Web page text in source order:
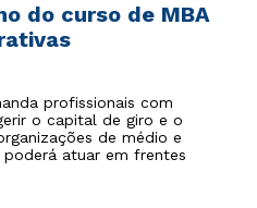
do curso de MBA
profissionais com
o capital de giro e o
de médio e
atuar em frentes